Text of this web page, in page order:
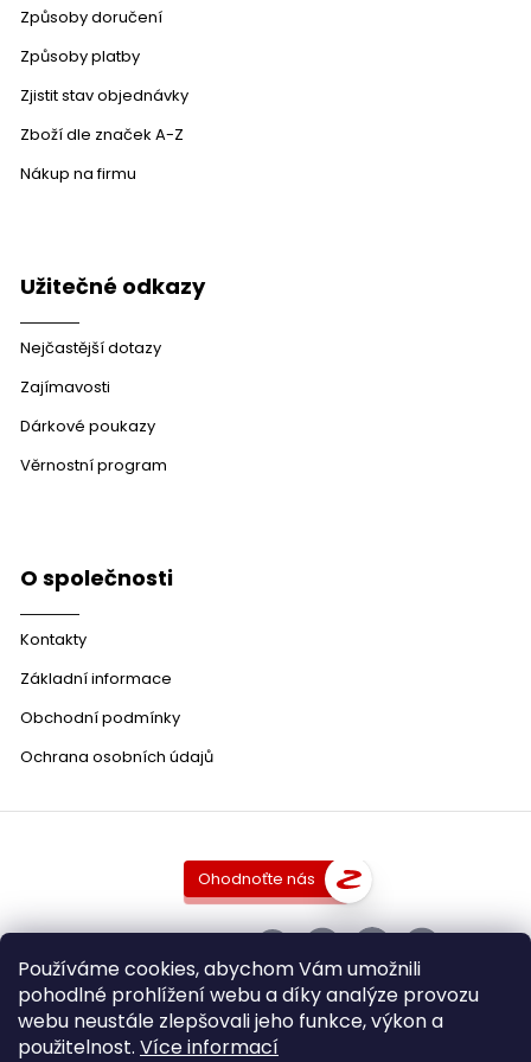
Používáme cookies, abychom Vám umožnili
pohodlné prohlížení webu a díky analýze provozu
webu neustále zlepšovali jeho funkce, výkon a
použitelnost. Více informací
Způsoby doručení
Způsoby platby
Zjistit stav objednávky
Zboží dle značek A-Z
Nákup na firmu
Užitečné odkazy
Nejčastější dotazy
Zajímavosti
Dárkové poukazy
Věrnostní program
O společnosti
Kontakty
Základní informace
Obchodní podmínky
Ochrana osobních údajů
Ohodnoťte nás
Copyright 2026DobraVina.cz. Všechna práva vyhrazena.